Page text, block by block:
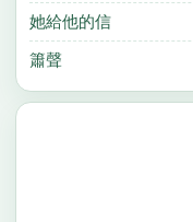
她給他的信
簫聲